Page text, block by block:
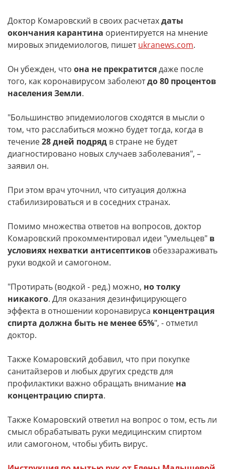
Доктор Комаровский в своих расчетахдаты
окончания карантина ориентируется на мнение
мировых эпидемиологов, пишетukranews.com.
Он убежден, что она не прекратитсядаже после
того, как коронавирусом заболеютдо 80 процентов
населения Земли.
"Большинство эпидемиологов сходятся в мысли о
том, что расслабиться можно будет тогда, когда в
течение28 дней подряд в стране не будет
диагностировано новых случаев заболевания", –
заявил он.
При этом врач уточнил, что ситуация должна
стабилизироваться и в соседних странах.
Помимо множества ответов на вопросов, доктор
Комаровский прокомментировал идеи "умельцев" в
условиях нехватки антисептиков обеззараживать
руки водкой и самогоном.
"Протирать (водкой - ред.) можно, но толку
никакого. Для оказания дезинфицирующего
эффекта в отношении коронавируса концентрация
спирта должна быть не менее 65%", - отметил
доктор.
Также Комаровский добавил, что при покупке
санитайзеров и любых других средств для
профилактики важно обращать внимание на
концентрацию спирта.
Также Комаровский ответил на вопрос о том, есть ли
смысл обрабатывать руки медицинским спиртом
или самогоном, чтобы убить вирус.